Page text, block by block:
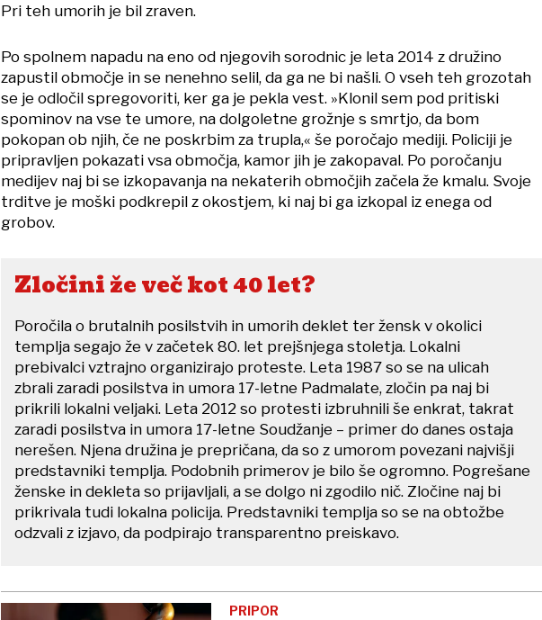
Pri teh umorih je bil zraven.
Po spolnem napadu na eno od njegovih sorodnic je leta 2014 z družino
zapustil območje in se nenehno selil, da ga ne bi našli. O vseh teh grozotah
se je odločil spregovoriti, ker ga je pekla vest. »Klonil sem pod pritiski
spominov na vse te umore, na dolgoletne grožnje s smrtjo, da bom
pokopan ob njih, če ne poskrbim za trupla,« še poročajo mediji. Policiji je
pripravljen pokazati vsa območja, kamor jih je zakopaval. Po poročanju
medijev naj bi se izkopavanja na nekaterih območjih začela že kmalu. Svoje
trditve je moški podkrepil z okostjem, ki naj bi ga izkopal iz enega od
grobov.
Zločini že več kot 40 let?
Poročila o brutalnih posilstvih in umorih deklet ter žensk v okolici
templja segajo že v začetek 80. let prejšnjega stoletja. Lokalni
prebivalci vztrajno organizirajo proteste. Leta 1987 so se na ulicah
zbrali zaradi posilstva in umora 17-letne Padmalate, zločin pa naj bi
prikrili lokalni veljaki. Leta 2012 so protesti izbruhnili še enkrat, takrat
zaradi posilstva in umora 17-letne Soudžanje – primer do danes ostaja
nerešen. Njena družina je prepričana, da so z umorom povezani najvišji
predstavniki templja. Podobnih primerov je bilo še ogromno. Pogrešane
ženske in dekleta so prijavljali, a se dolgo ni zgodilo nič. Zločine naj bi
prikrivala tudi lokalna policija. Predstavniki templja so se na obtožbe
odzvali z izjavo, da podpirajo transparentno preiskavo.
PRIPOR